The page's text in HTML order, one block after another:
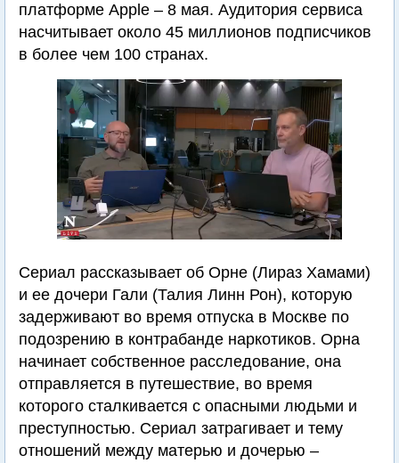
платформе Apple – 8 мая. Аудитория сервиса
насчитывает около 45 миллионов подписчиков
в более чем 100 странах.
Сериал рассказывает об Орне (Лираз Хамами)
и ее дочери Гали (Талия Линн Рон), которую
задерживают во время отпуска в Москве по
подозрению в контрабанде наркотиков. Орна
начинает собственное расследование, она
отправляется в путешествие, во время
которого сталкивается с опасными людьми и
преступностью. Сериал затрагивает и тему
отношений между матерью и дочерью –